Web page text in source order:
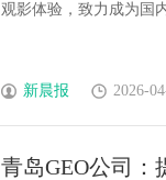
观影体验，致力成为国
新晨报 2026-
青岛GEO公司：